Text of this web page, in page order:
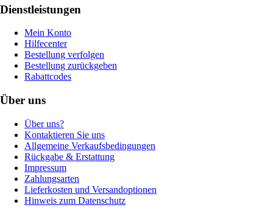
Dienstleistungen
Mein Konto
Hilfecenter
Bestellung verfolgen
Bestellung zurückgeben
Rabattcodes
Über uns
Über uns?
Kontaktieren Sie uns
Allgemeine Verkaufsbedingungen
Rückgabe & Erstattung
Impressum
Zahlungsarten
Lieferkosten und Versandoptionen
Hinweis zum Datenschutz